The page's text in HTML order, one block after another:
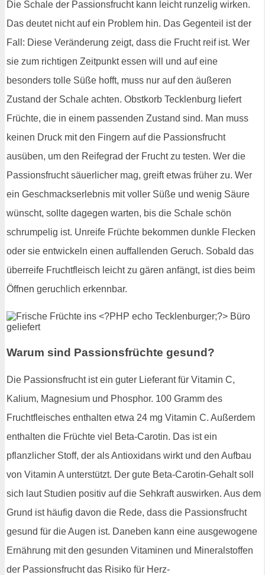
Die Schale der Passionsfrucht kann leicht runzelig wirken.
Das deutet nicht auf ein Problem hin. Das Gegenteil ist der
Fall: Diese Veränderung zeigt, dass die Frucht reif ist. Wer
sie zum richtigen Zeitpunkt essen will und auf eine
besonders tolle Süße hofft, muss nur auf den äußeren
Zustand der Schale achten. Obstkorb Tecklenburg liefert
Früchte, die in einem passenden Zustand sind. Man muss
keinen Druck mit den Fingern auf die Passionsfrucht
ausüben, um den Reifegrad der Frucht zu testen. Wer die
Passionsfrucht säuerlicher mag, greift etwas früher zu. Wer
ein Geschmackserlebnis mit voller Süße und wenig Säure
wünscht, sollte dagegen warten, bis die Schale schön
schrumpelig ist. Unreife Früchte bekommen dunkle Flecken
oder sie entwickeln einen auffallenden Geruch. Sobald das
überreife Fruchtfleisch leicht zu gären anfängt, ist dies beim
Öffnen geruchlich erkennbar.
Warum sind Passionsfrüchte gesund?
Die Passionsfrucht ist ein guter Lieferant für Vitamin C,
Kalium, Magnesium und Phosphor. 100 Gramm des
Fruchtfleisches enthalten etwa 24 mg Vitamin C. Außerdem
enthalten die Früchte viel Beta-Carotin. Das ist ein
pflanzlicher Stoff, der als Antioxidans wirkt und den Aufbau
von Vitamin A unterstützt. Der gute Beta-Carotin-Gehalt soll
sich laut Studien positiv auf die Sehkraft auswirken. Aus dem
Grund ist häufig davon die Rede, dass die Passionsfrucht
gesund für die Augen ist. Daneben kann eine ausgewogene
Ernährung mit den gesunden Vitaminen und Mineralstoffen
der Passionsfrucht das Risiko für Herz-